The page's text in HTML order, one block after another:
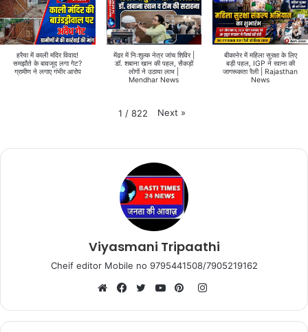
हरैया में काली मंदिर विवाद!
समझौते के बावजूद लगा गेट?
ग्रामीण ने लगाए गंभीर आरोप
मेंढर में निःशुल्क नेत्र जांच शिविर |
डॉ. शबाना खान की पहल, सैकड़ों
लोगों ने उठाया लाभ |
Mendhar News
बीकानेर में महिला सुरक्षा के लिए
बड़ी पहल, IGP ने रवाना की
जागरूकता रैली | Rajasthan
News
1 / 822 Next »
Viyasmani Tripaathi
Cheif editor Mobile no 9795441508/7905219162
Instagram